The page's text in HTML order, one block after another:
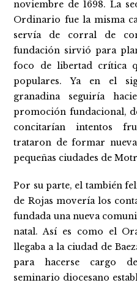
noviembre de 1698. La
Ordinario fue la misma
servía de corral de
fundación sirvió para
foco de libertad crítica
populares. Ya en el
granadina seguiría
promoción fundacional,
concitarían intentos
trataron de formar
pequeñas ciudades de
Por su parte, el también
de Rojas movería los
fundada una nueva
natal. Así es como el
llegaba a la ciudad de
para hacerse cargo
seminario diocesano